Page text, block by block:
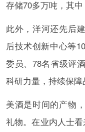
存储70多万吨，其中
此外，洋河还先后
后技术创新中心等
委员、78名省级评
科研力量，持续保障
美酒是时间的产物
礼物。在业内人士